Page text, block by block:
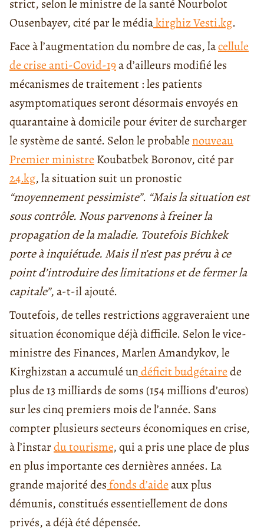
strict, selon le ministre de la santé Nourbolot
Ousenbayev, cité par le médiakirghiz Vesti.kg.
Face à l’augmentation du nombre de cas, lacellule
de crise anti-Covid-19a d’ailleurs modifié les
mécanismes de traitement : les patients
asymptomatiques seront désormais envoyés en
quarantaine à domicile pour éviter de surcharger
le système de santé. Selon le probablenouveau
Premier ministre Koubatbek Boronov, cité par
24.kg, la situation suit un pronostic
“moyennement pessimiste”. “Mais la situation est
sous contrôle. Nous parvenons à freiner la
propagation de la maladie. Toutefois Bichkek
porte à inquiétude. Mais il n’est pas prévu à ce
point d’introduire des limitations et de fermer la
capitale”, a-t-il ajouté.
Toutefois, de telles restrictions aggraveraient une
situation économique déjà difficile. Selon le vice-
ministre des Finances, Marlen Amandykov, le
Kirghizstan a accumulé undéficit budgétairede
plus de 13 milliards de soms (154 millions d’euros)
sur les cinq premiers mois de l’année. Sans
compter plusieurs secteurs économiques en crise,
à l’instardu tourisme, qui a pris une place de plus
en plus importante ces dernières années. La
grande majorité des fonds d’aideaux plus
démunis, constitués essentiellement de dons
privés, a déjà été dépensée.